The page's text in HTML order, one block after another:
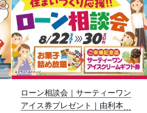
ローン相談会｜サーティーワン
アイス券プレゼント｜由利本荘